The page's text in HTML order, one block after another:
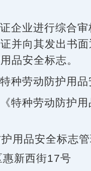
证企业进行综合
并向其发出书
品安全标志。
种劳动防护用
特种劳动防护
用品安全标志
新西街17号